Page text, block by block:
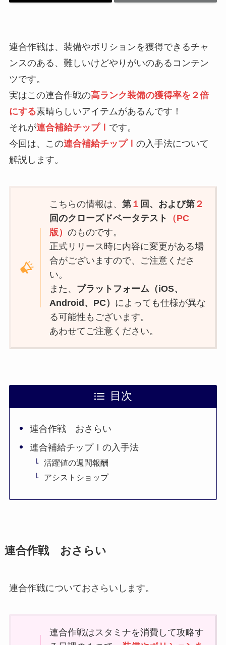
連合作戦は、装備やボリションを獲得できるチャ
ンスのある、難しいけどやりがいのあるコンテン
ツです。
実はこの連合作戦の高ランク装備の獲得率を２倍
にする素晴らしいアイテムがあるんです！
それが連合補給チップⅠ です。
今回は、この連合補給チップⅠ の入手法について
解説します。
こちらの情報は、第 １ 回、および第 ２
回のクローズドベータテスト
（PC
版）のものです。
正式リリース時に内容に変更がある場
合がございますので、ご注意くださ
い。
また、 プラットフォーム（iOS、
Android、PC） によっても仕様が異な
る可能性もございます。
あわせてご注意ください。
目次
連合作戦 おさらい
連合補給チップⅠの入手法
活躍値の週間報酬
アシストショップ
連合作戦 おさらい
連合作戦についておさらいします。
連合作戦はスタミナを消費して攻略す